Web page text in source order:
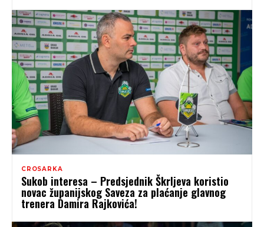
CROSARKA
Sukob interesa – Predsjednik Škrljeva koristio
novac županijskog Saveza za plaćanje glavnog
trenera Damira Rajkovića!